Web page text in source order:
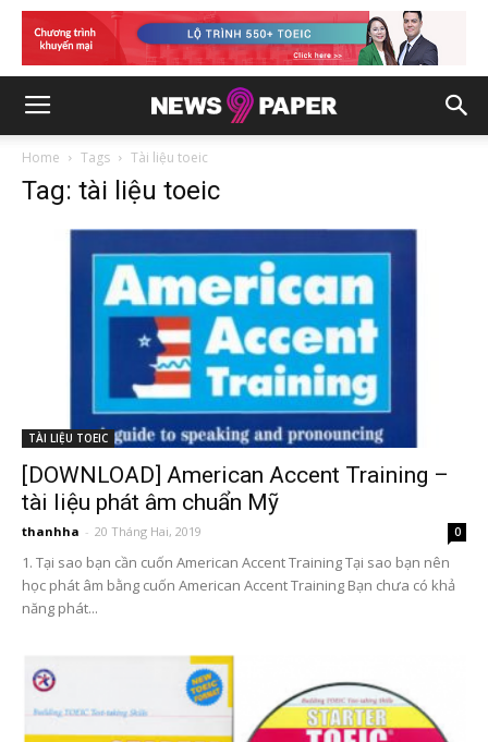
Home Tags Tài liệu toeic
Tag: tài liệu toeic
TÀI LIỆU TOEIC
[DOWNLOAD] American Accent Training –
tài liệu phát âm chuẩn Mỹ
thanhha - 20 Tháng Hai, 2019 0
1. Tại sao bạn cần cuốn American Accent Training Tại sao bạn nên
học phát âm bằng cuốn American Accent Training Bạn chưa có khả
năng phát...